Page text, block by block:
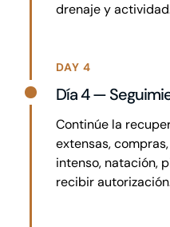
drenaje y
DAY 4
Día 4 —
Continúe la
extensas,
intenso, natación,
recibir